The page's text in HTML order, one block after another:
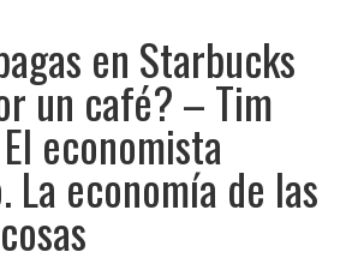
en Starbucks
un café? – Tim
economista
La economía de las